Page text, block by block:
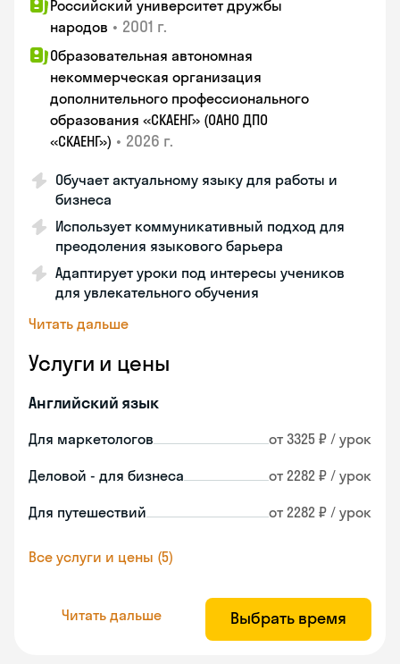
Российский университет дружбы
народов • 2001 г.
Образовательная автономная
некоммерческая организация
дополнительного профессионального
образования «СКАЕНГ» (ОАНО ДПО
«СКАЕНГ») • 2026 г.
Обучает актуальному языку для работы и
бизнеса
Использует коммуникативный подход для
преодоления языкового барьера
Адаптирует уроки под интересы учеников
для увлекательного обучения
Читать дальше
Услуги и цены
Английский язык
Для маркетологов от 3325 ₽ / урок
Деловой - для бизнеса от 2282 ₽ / урок
Для путешествий от 2282 ₽ / урок
Все услуги и цены (5)
Читать дальше Выбрать время